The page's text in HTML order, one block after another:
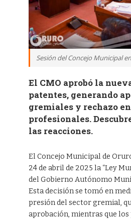
Sesión del Concejo Municipal
El CMO aprobó la
patentes, generando
gremiales y rechazo
profesionales.
las reacciones.
El Concejo Municipal de
24 de abril de 2025 la “Ley
del Gobierno Autónomo
Esta decisión se tomó en
presión del sector gremial,
aprobación, mientras que